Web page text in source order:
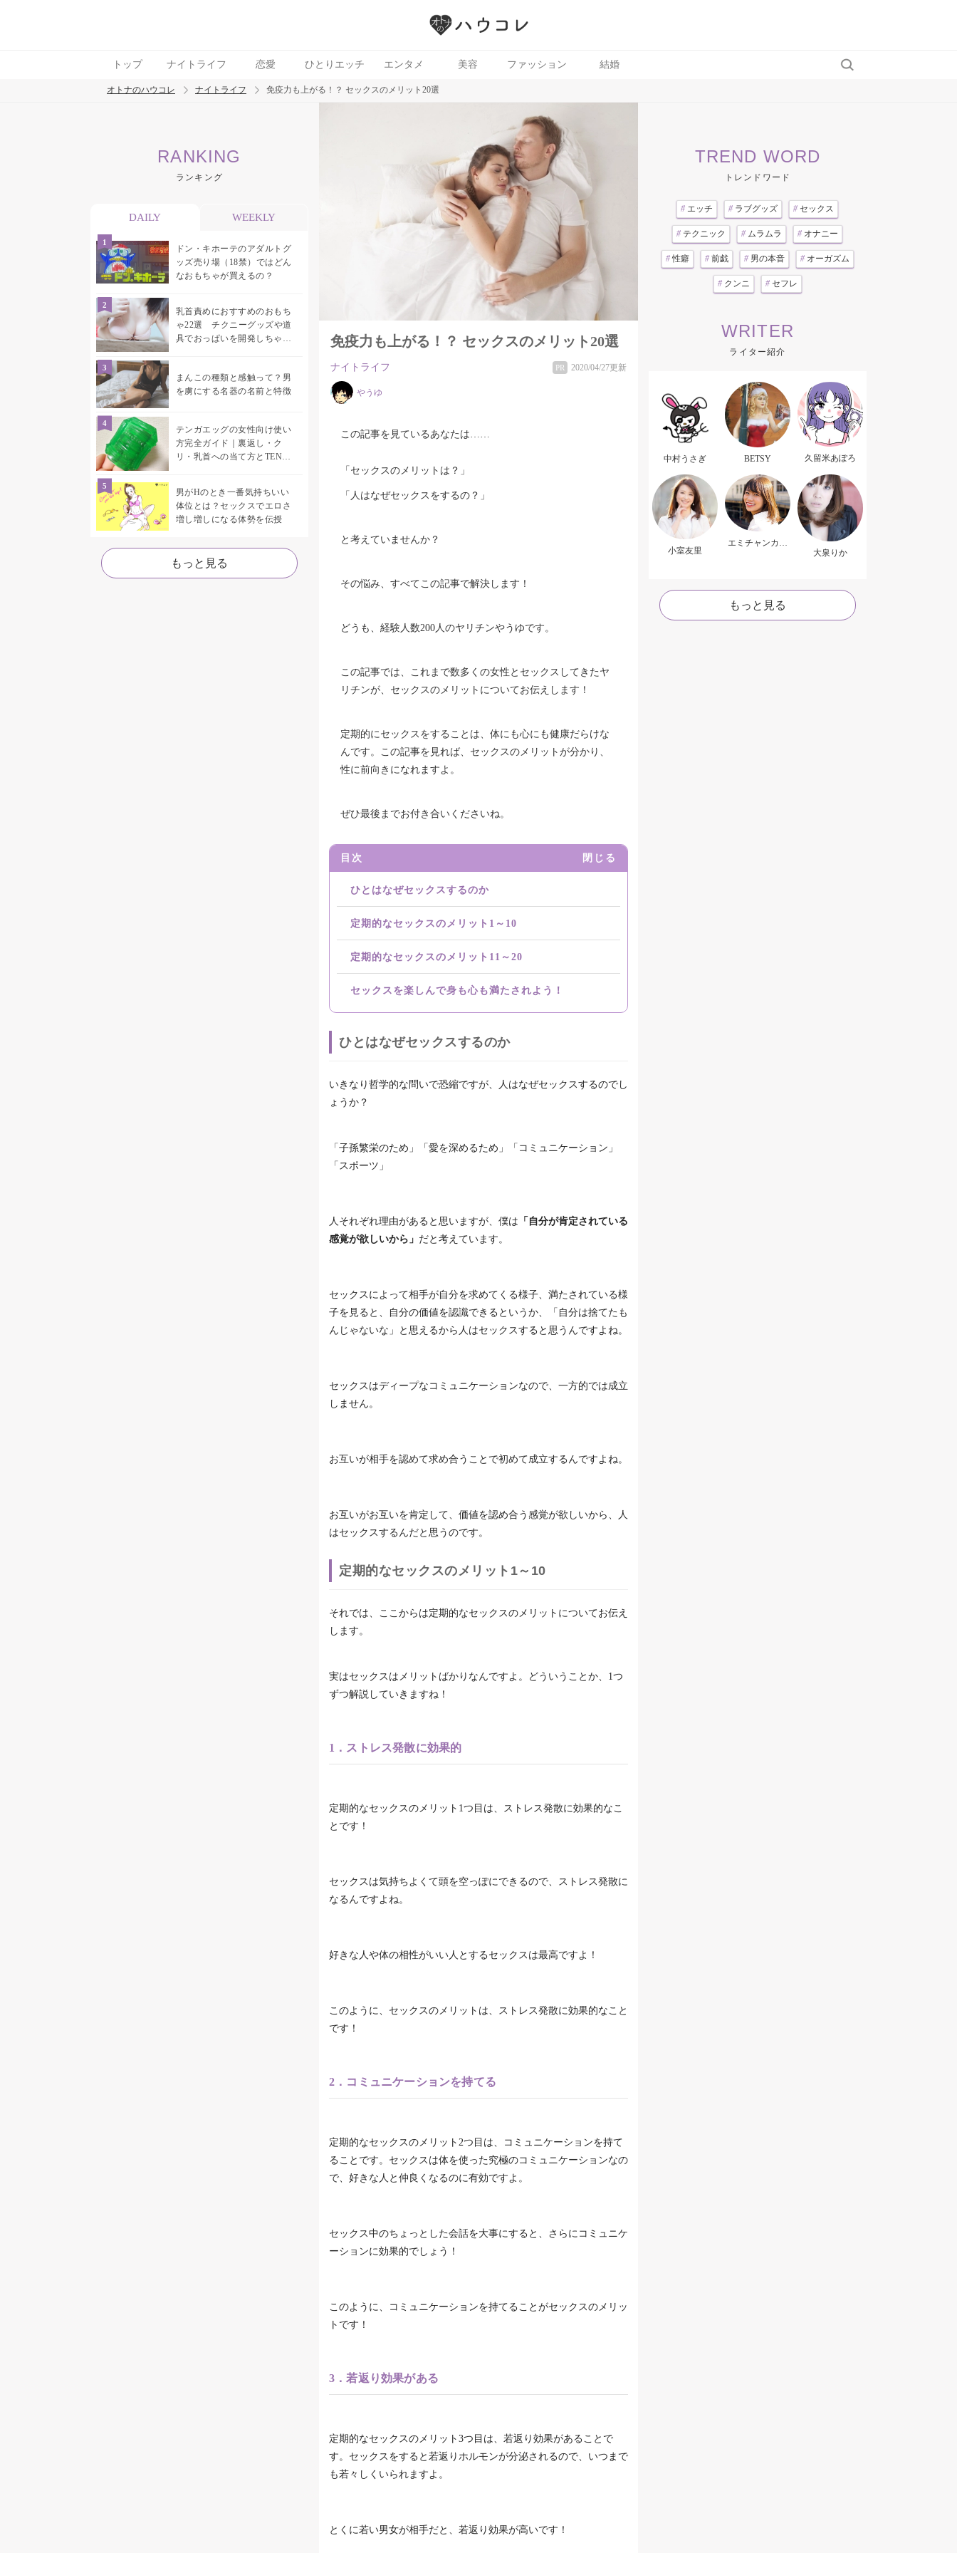
トップ ナイトライフ 恋愛 ひとりエッチ エンタメ 美容 ファッション 結婚
トレンド ワード
オトナのハウコレ ナイトライフ 免疫力も上がる！？ セックスのメリット20選
RANKING
ランキング
DAILY WEEKLY
ドン・キホーテのアダルトグ
ッズ売り場（18禁）ではどん
なおもちゃが買えるの？
乳首責めにおすすめのおもち
ゃ22選 チクニーグッズや道
具でおっぱいを開発しちゃお
まんこの種類と感触って？男
を虜にする名器の名前と特徴
テンガエッグの女性向け使い
方完全ガイド｜裏返し・ク
リ・乳首への当て方とTENGA
男がHのとき一番気持ちいい
体位とは？セックスでエロさ
増し増しになる体勢を伝授
もっと見る
免疫力も上がる！？ セックスのメリット20選
ナイトライフ PR 2020/04/27更新
やうゆ
この記事を見ているあなたは……
「セックスのメリットは？」
「人はなぜセックスをするの？」
と考えていませんか？
その悩み、すべてこの記事で解決します！
どうも、経験人数200人のヤリチンやうゆです。
この記事では、これまで数多くの女性とセックスしてきたヤ
リチンが、セックスのメリットについてお伝えします！
定期的にセックスをすることは、体にも心にも健康だらけな
んです。この記事を見れば、セックスのメリットが分かり、
性に前向きになれますよ。
ぜひ最後までお付き合いくださいね。
目次 閉じる
ひとはなぜセックスするのか
定期的なセックスのメリット1～10
定期的なセックスのメリット11～20
セックスを楽しんで身も心も満たされよう！
ひとはなぜセックスするのか
いきなり哲学的な問いで恐縮ですが、人はなぜセックスするのでし
ょうか？
「子孫繁栄のため」「愛を深めるため」「コミュニケーション」
「スポーツ」
人それぞれ理由があると思いますが、僕は 「自分が肯定されている
感覚が欲しいから」 だと考えています。
セックスによって相手が自分を求めてくる様子、満たされている様
子を見ると、自分の価値を認識できるというか、「自分は捨てたも
んじゃないな」と思えるから人はセックスすると思うんですよね。
セックスはディープなコミュニケーションなので、一方的では成立
しません。
お互いが相手を認めて求め合うことで初めて成立するんですよね。
お互いがお互いを肯定して、価値を認め合う感覚が欲しいから、人
はセックスするんだと思うのです。
定期的なセックスのメリット1～10
それでは、ここからは定期的なセックスのメリットについてお伝え
します。
実はセックスはメリットばかりなんですよ。どういうことか、1つ
ずつ解説していきますね！
1．ストレス発散に効果的
定期的なセックスのメリット1つ目は、ストレス発散に効果的なこ
とです！
セックスは気持ちよくて頭を空っぽにできるので、ストレス発散に
なるんですよね。
好きな人や体の相性がいい人とするセックスは最高ですよ！
このように、セックスのメリットは、ストレス発散に効果的なこと
です！
2．コミュニケーションを持てる
定期的なセックスのメリット2つ目は、コミュニケーションを持て
ることです。セックスは体を使った究極のコミュニケーションなの
で、好きな人と仲良くなるのに有効ですよ。
セックス中のちょっとした会話を大事にすると、さらにコミュニケ
ーションに効果的でしょう！
このように、コミュニケーションを持てることがセックスのメリッ
トです！
3．若返り効果がある
定期的なセックスのメリット3つ目は、若返り効果があることで
す。セックスをすると若返りホルモンが分泌されるので、いつまで
も若々しくいられますよ。
とくに若い男女が相手だと、若返り効果が高いです！
TREND WORD
トレンドワード
# エッチ # ラブグッズ # セックス
# テクニック # ムラムラ # オナニー
# 性癖 # 前戯 # 男の本音 # オーガズム
# クンニ # セフレ
WRITER
ライター紹介
中村うさぎ BETSY 久留米あぽろ
小室友里
エミチャンカパ
大泉りか
もっと見る